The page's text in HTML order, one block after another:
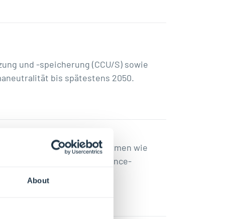
About
und -speicherung (CCU/S) sowie
bis spätestens 2050.
Plattformen wie
(Intergovernmental Science-